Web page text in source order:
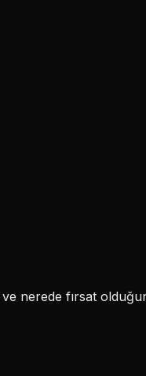
ve nerede fırsat